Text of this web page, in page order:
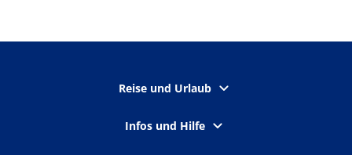
Reise und Urlaub
Infos und Hilfe